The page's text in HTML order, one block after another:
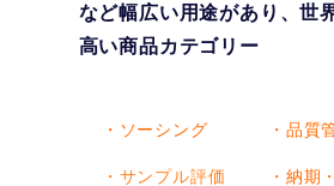
など幅広い用途があり、世
高い商品カテゴリー
・ソーシング
・サンプル評価
・品質
・納期